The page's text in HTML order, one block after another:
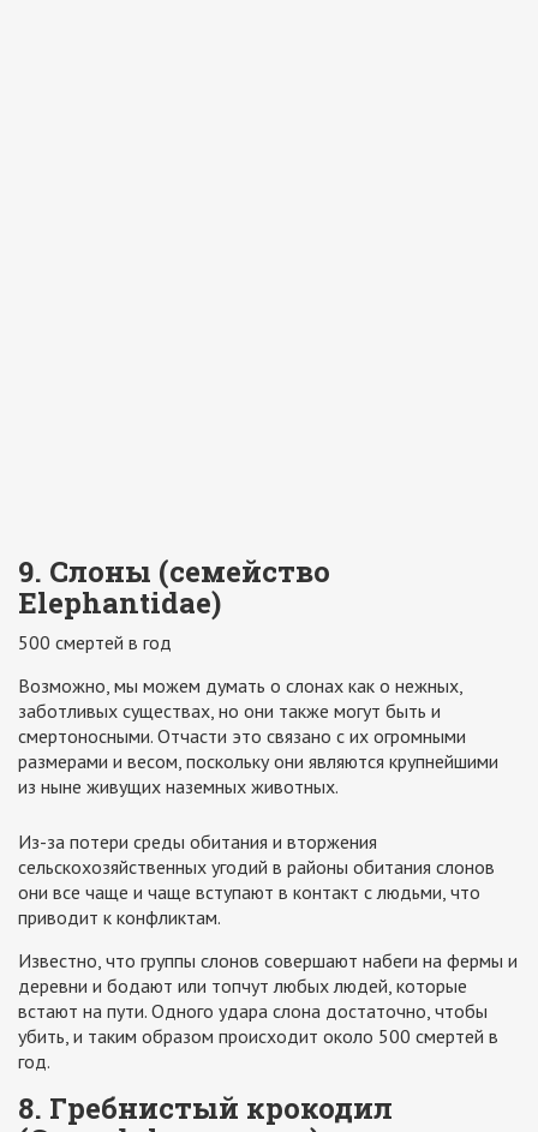
9. Слоны (семейство
Elephantidae)
500 смертей в год
Возможно, мы можем думать о слонах как о нежных,
заботливых существах, но они также могут быть и
смертоносными. Отчасти это связано с их огромными
размерами и весом, поскольку они являются крупнейшими
из ныне живущих наземных животных.
Из-за потери среды обитания и вторжения
сельскохозяйственных угодий в районы обитания слонов
они все чаще и чаще вступают в контакт с людьми, что
приводит к конфликтам.
Известно, что группы слонов совершают набеги на фермы и
деревни и бодают или топчут любых людей, которые
встают на пути. Одного удара слона достаточно, чтобы
убить, и таким образом происходит около 500 смертей в
год.
8. Гребнистый крокодил